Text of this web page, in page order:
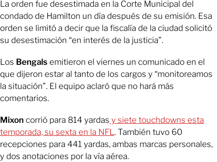
La orden fue desestimada en la Corte Municipal del
condado de Hamilton un día después de su emisión. Esa
orden se limitó a decir que la fiscalía de la ciudad solicitó
su desestimación “en interés de la justicia”.
Los Bengals emitieron el viernes un comunicado en el
que dijeron estar al tanto de los cargos y “monitoreamos
la situación”. El equipo aclaró que no hará más
comentarios.
Mixon corrió para 814 yardas y siete touchdowns esta
temporada, su sexta en la NFL. También tuvo 60
recepciones para 441 yardas, ambas marcas personales,
y dos anotaciones por la vía aérea.